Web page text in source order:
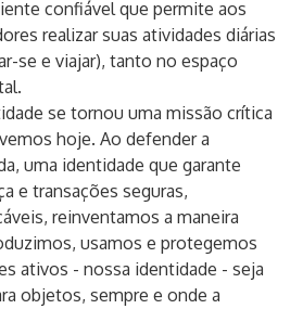
confiável que permite aos
realizar suas atividades diárias
se e viajar), tanto no espaço
se tornou uma missão crítica
hoje. Ao defender a
uma identidade que garante
e transações seguras,
reinventamos a maneira
usamos e protegemos
ativos - nossa identidade - seja
objetos, sempre e onde a